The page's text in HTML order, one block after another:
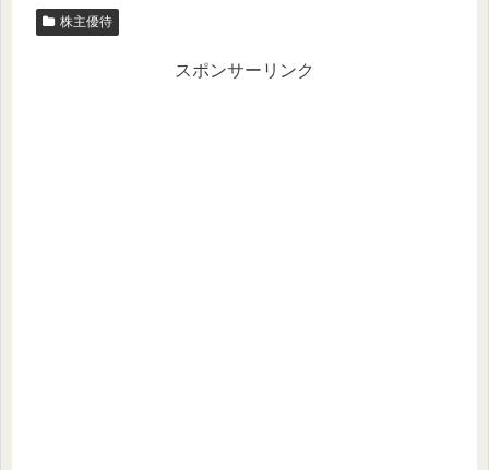
株主優待
スポンサーリンク